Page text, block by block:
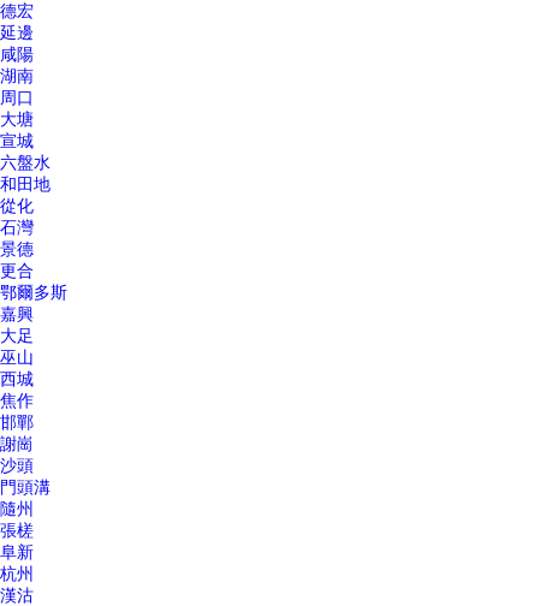
德宏
延邊
咸陽
湖南
周口
大塘
宣城
六盤水
和田地
從化
石灣
景德
更合
鄂爾多斯
嘉興
大足
巫山
西城
焦作
邯鄲
謝崗
沙頭
門頭溝
隨州
張槎
阜新
杭州
漢沽